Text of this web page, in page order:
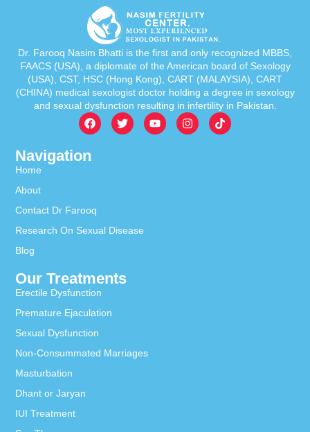
Dr. Farooq Nasim Bhatti is the first and only recognized MBBS,
FAACS (USA), a diplomate of the American board of Sexology
(USA), CST, HSC (Hong Kong), CART (MALAYSIA), CART
(CHINA) medical sexologist doctor holding a degree in sexology
and sexual dysfunction resulting in infertility in Pakistan.
Navigation
Home
About
Contact Dr Farooq
Research On Sexual Disease
Blog
Our Treatments
Erectile Dysfunction
Premature Ejaculation
Sexual Dysfunction
Non-Consummated Marriages
Masturbation
Dhant or Jaryan
IUI Treatment